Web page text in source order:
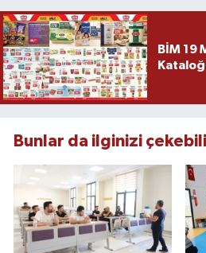
BİM 19
Bunlar da ilginizi